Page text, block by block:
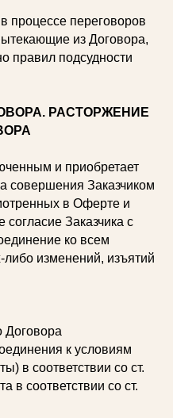
процессе переговоров
из Договора,
правил подсудности
РАСТОРЖЕНИЕ
и приобретает
совершения Заказчиком
в Оферте и
Заказчика с
ко всем
изменений, изъятий
Договора
к условиям
в соответствии со ст.
в соответствии со ст.